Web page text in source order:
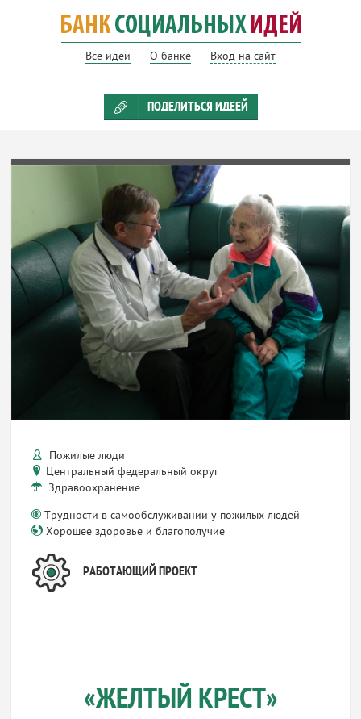
Все идеи О банке Вход на сайт
ПОДЕЛИТЬСЯ ИДЕЕЙ
Пожилые люди
Центральный федеральный округ
Здравоохранение
Трудности в самообслуживании у пожилых людей
Хорошее здоровье и благополучие
РАБОТАЮЩИЙ ПРОЕКТ
«ЖЕЛТЫЙ КРЕСТ»